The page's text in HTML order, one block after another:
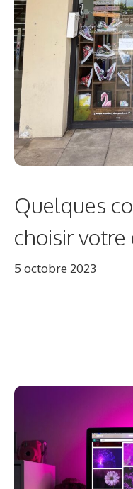
Quelques
choisir
5 octobre 2023